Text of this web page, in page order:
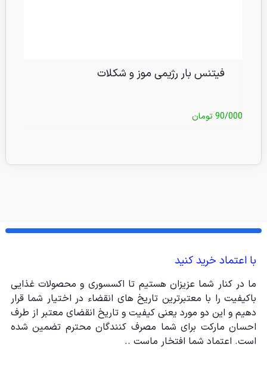
فیتنس بار رژیمی موز و شکلات
90/000تومان
با اعتماد خرید کنید
ما در کنار شما عزیزان هستیم تا اکسسوری و محصولات غذایی
باکیفیت را با معتبرترین تاریخ های انقضاء در اختیار شما قرار
دهیم و این دو مورد یعنی کیفیت و تاریخ انقضای معتبر از طرف
احسان مارکت برای شما مصرف کنندگان محترم تضمین شده
است. اعتماد شما افتخار ماست ..